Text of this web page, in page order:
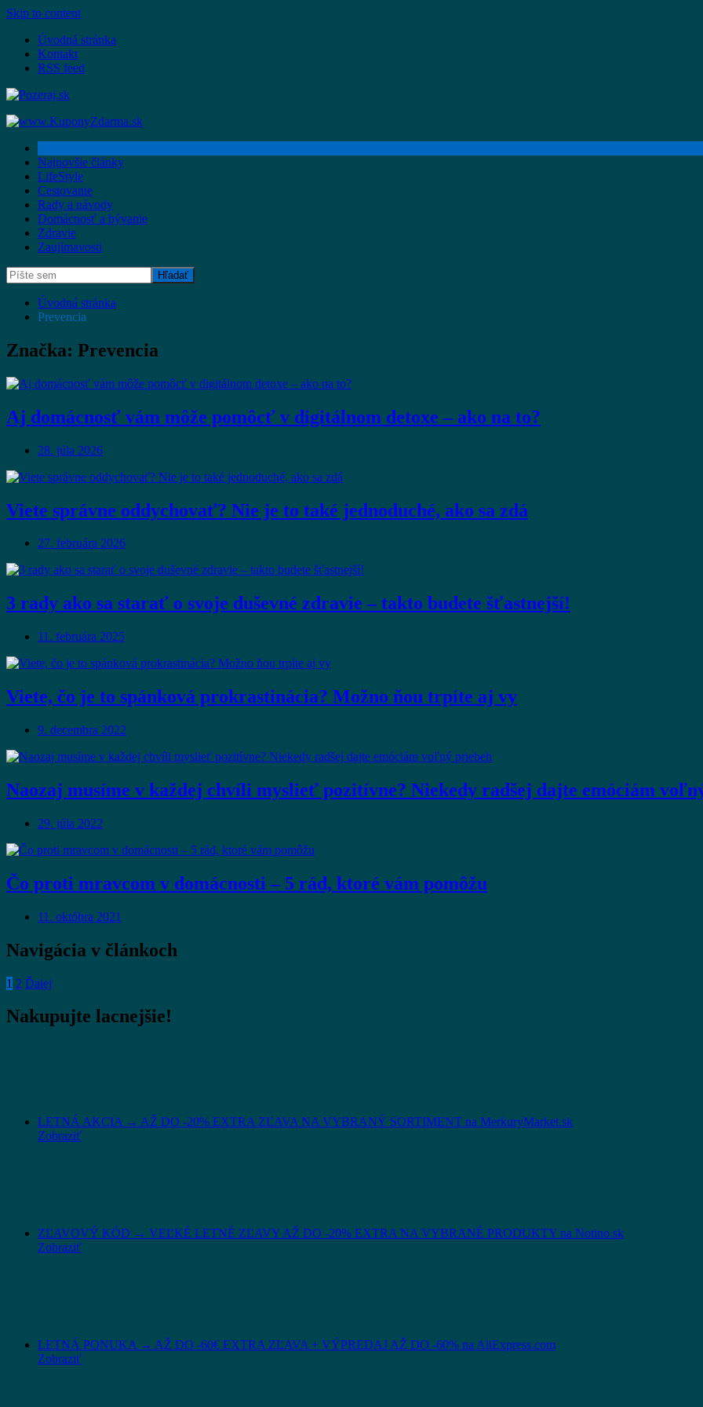
Skip to content
Úvodná stránka
Kontakt
RSS feed
Najnovšie články
LifeStyle
Cestovanie
Rady a návody
Domácnosť a bývanie
Zdravie
Zaujímavosti
Úvodná stránka
Prevencia
Značka: Prevencia
Aj domácnosť vám môže pomôcť v digitálnom detoxe – ako na to?
28. júla 2026
Viete správne oddychovať? Nie je to také jednoduché, ako sa zdá
27. februára 2026
3 rady ako sa starať o svoje duševné zdravie – takto budete šťastnejší!
11. februára 2025
Viete, čo je to spánková prokrastinácia? Možno ňou trpíte aj vy
9. decembra 2022
Naozaj musíme v každej chvíli myslieť pozitívne? Niekedy radšej dajte emóciám
29. júla 2022
Čo proti mravcom v domácnosti – 5 rád, ktoré vám pomôžu
11. októbra 2021
Navigácia v článkoch
1 2 Ďalej
Nakupujte lacnejšie!
LETNÁ AKCIA → AŽ DO -20% EXTRA ZĽAVA NA VYBRANÝ SORTIMENT na MerkuryMarket.sk
Zobraziť
ZĽAVOVÝ KÓD → VEĽKÉ LETNÉ ZĽAVY AŽ DO -20% EXTRA NA VYBRANÉ PRODUKTY na Notino.sk
Zobraziť
LETNÁ PONUKA → AŽ DO -60€ EXTRA ZĽAVA + VÝPREDAJ AŽ DO -60% na AliExpress.com
Zobraziť